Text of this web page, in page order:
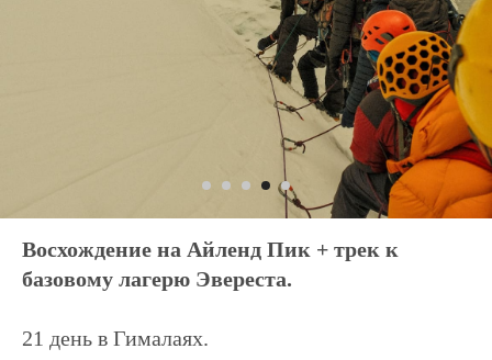
Восхождение на Айленд Пик + трек к
базовому лагерю Эвереста.
21 день в Гималаях.